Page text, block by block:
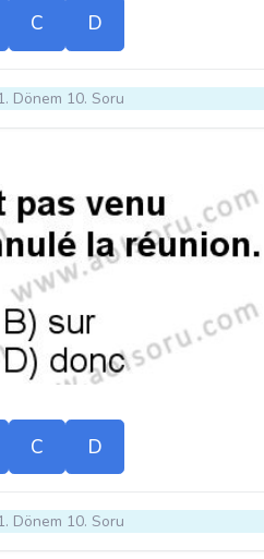
C D
Dönem 10. Soru
C D
Dönem 10. Soru